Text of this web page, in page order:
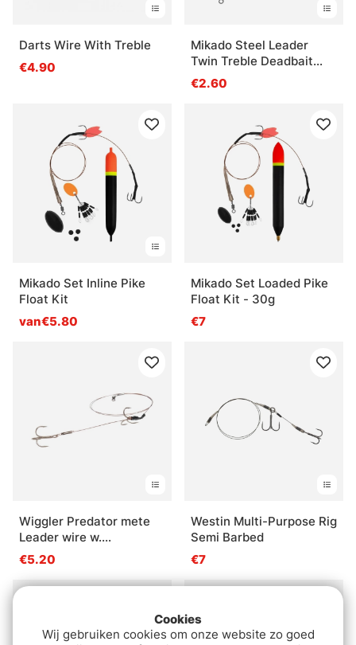
Darts Wire With Treble
€4.90
Mikado Steel Leader
Twin Treble Deadbait
Trace
€2.60
Mikado Set Inline Pike
Float Kit
van€5.80
Mikado Set Loaded Pike
Float Kit - 30g
€7
Wiggler Predator mete
Leader wire w.
gamakatsu Hook
€5.20
Westin Multi-Purpose Rig
Semi Barbed
€7
Cookies
Wij gebruiken cookies om onze website zo goed